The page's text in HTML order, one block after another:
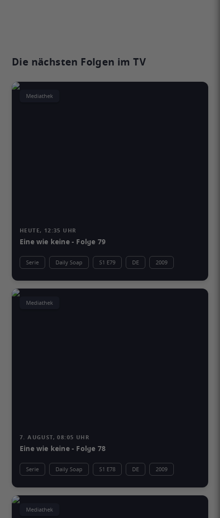
Die nächsten Folgen im TV
Mediathek
HEUTE, 12:35 UHR
Eine wie keine - Folge 79
Serie Daily Soap S1 E79 DE 2009
Mediathek
7. AUGUST, 08:05 UHR
Eine wie keine - Folge 78
Serie Daily Soap S1 E78 DE 2009
Mediathek